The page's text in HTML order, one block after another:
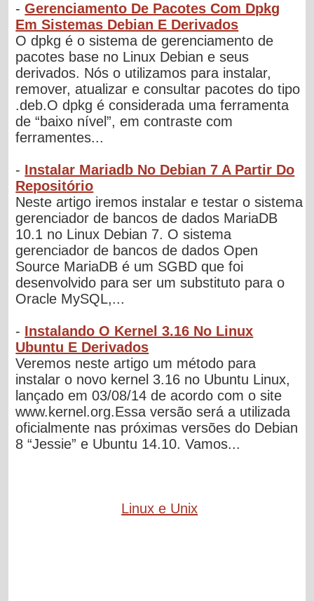
-Gerenciamento De Pacotes Com Dpkg
Em Sistemas Debian E Derivados
O dpkg é o sistema de gerenciamento de
pacotes base no Linux Debian e seus
derivados. Nós o utilizamos para instalar,
remover, atualizar e consultar pacotes do tipo
.deb.O dpkg é considerada uma ferramenta
de “baixo nível”, em contraste com
ferramentes...
- Instalar Mariadb No Debian 7 A Partir Do
Repositório
Neste artigo iremos instalar e testar o sistema
gerenciador de bancos de dados MariaDB
10.1 no Linux Debian 7. O sistema
gerenciador de bancos de dados Open
Source MariaDB é um SGBD que foi
desenvolvido para ser um substituto para o
Oracle MySQL,...
- Instalando O Kernel 3.16 No Linux
Ubuntu E Derivados
Veremos neste artigo um método para
instalar o novo kernel 3.16 no Ubuntu Linux,
lançado em 03/08/14 de acordo com o site
www.kernel.org.Essa versão será a utilizada
oficialmente nas próximas versões do Debian
8 “Jessie” e Ubuntu 14.10. Vamos...
Linux e Unix